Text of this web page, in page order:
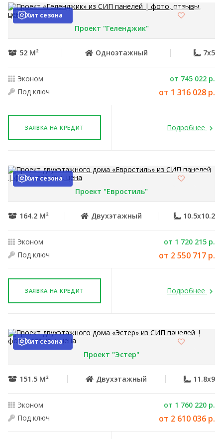
Хит сезона
Проект "Геленджик"
52 М² Одноэтажный 7x5
Эконом
от 745 022 р.
Под ключ
от 1 316 028 р.
ЗАЯВКА НА КРЕДИТ Подробнее
Хит сезона
Проект "Евростиль"
164.2 М² Двухэтажный 10.5x10.2
Эконом
от 1 720 215 р.
Под ключ
от 2 550 717 р.
ЗАЯВКА НА КРЕДИТ Подробнее
Хит сезона
Проект "Эстер"
151.5 М² Двухэтажный 11.8x9
Эконом
от 1 760 220 р.
Под ключ
от 2 610 036 р.